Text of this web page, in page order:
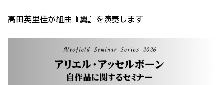
高田英里佳が組曲『翼』を演奏します